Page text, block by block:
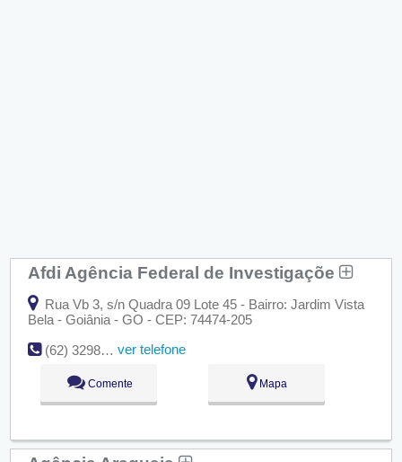
Afdi Agência Federal de Investigaçõe
Rua Vb 3, s/n Quadra 09 Lote 45 - Bairro: Jardim Vista
Bela - Goiânia - GO - CEP: 74474-205
(62) 3298-3024
ver telefone
Comente Mapa